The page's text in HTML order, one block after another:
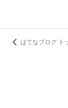
はてなブログ ト